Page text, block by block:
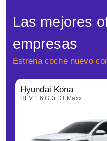
Las mejores
empresas
Estrena coche nuevo
Hyundai Kona
HEV 1.6 GDi DT Maxx